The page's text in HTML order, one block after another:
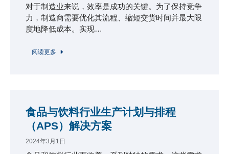
对于制造业来说，效率是成功的关键。为了保持竞争
力，制造商需要优化其流程、缩短交货时间并最大限
度地降低成本。实现…
阅读更多
食品与饮料行业生产计划与排程
（APS）解决方案
2024年3月1日